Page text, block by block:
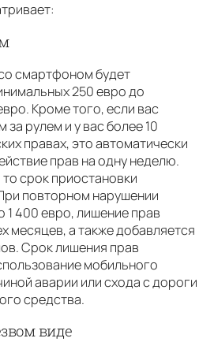
смартфоном будет
250 евро до
Кроме того, если вас
рулем и у вас более 10
правах, это автоматически
прав на одну неделю.
срок приостановки
повторном нарушении
1 400 евро, лишение прав
месяцев, а также добавляется
Срок лишения прав
мобильного
аварии или схода с дороги
средства.
виде